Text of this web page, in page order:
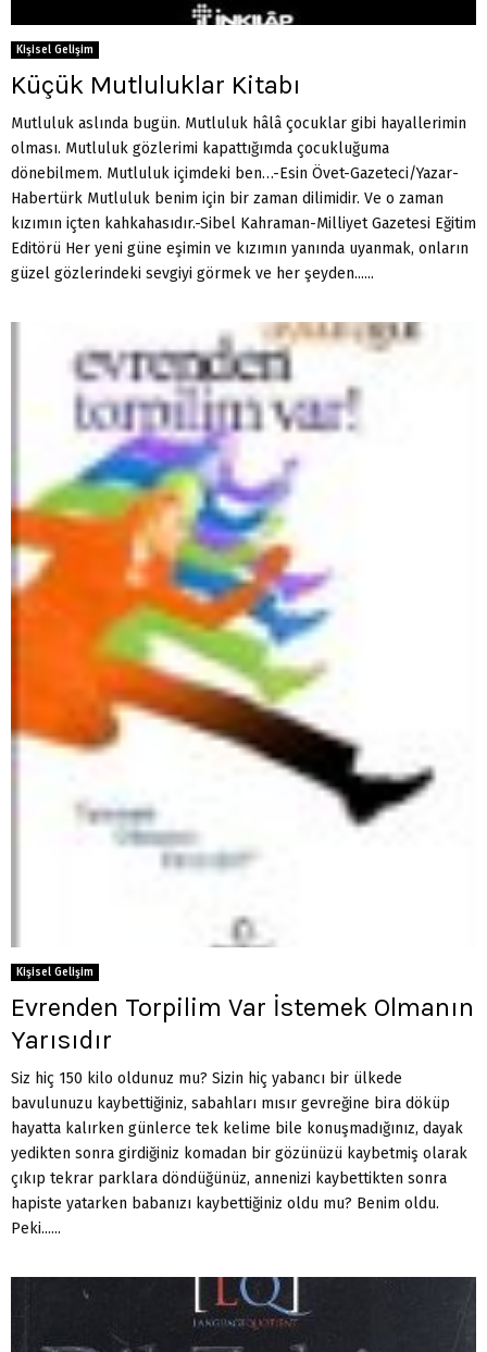
Kişisel Gelişim
Küçük Mutluluklar Kitabı
Mutluluk aslında bugün. Mutluluk hâlâ çocuklar gibi hayallerimin
olması. Mutluluk gözlerimi kapattığımda çocukluğuma
dönebilmem. Mutluluk içimdeki ben…-Esin Övet-Gazeteci/Yazar-
Habertürk Mutluluk benim için bir zaman dilimidir. Ve o zaman
kızımın içten kahkahasıdır.-Sibel Kahraman-Milliyet Gazetesi Eğitim
Editörü Her yeni güne eşimin ve kızımın yanında uyanmak, onların
güzel gözlerindeki sevgiyi görmek ve her şeyden......
Kişisel Gelişim
Evrenden Torpilim Var İstemek Olmanın
Yarısıdır
Siz hiç 150 kilo oldunuz mu? Sizin hiç yabancı bir ülkede
bavulunuzu kaybettiğiniz, sabahları mısır gevreğine bira döküp
hayatta kalırken günlerce tek kelime bile konuşmadığınız, dayak
yedikten sonra girdiğiniz komadan bir gözünüzü kaybetmiş olarak
çıkıp tekrar parklara döndüğünüz, annenizi kaybettikten sonra
hapiste yatarken babanızı kaybettiğiniz oldu mu? Benim oldu.
Peki......